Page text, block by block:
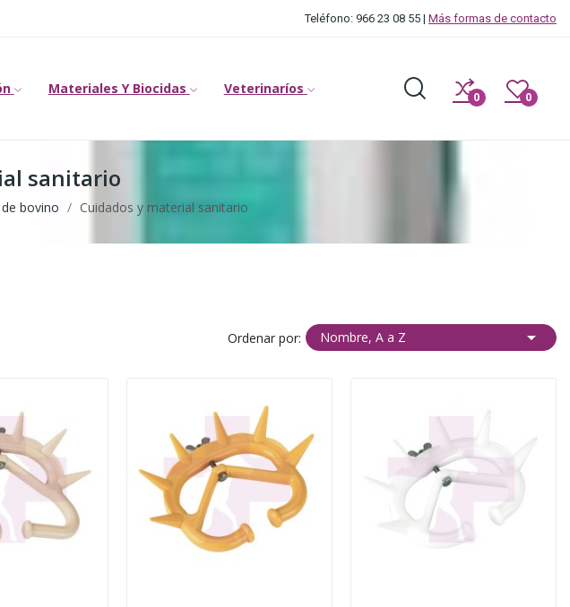
Teléfono: 966 23 08 55 | Más formas de contacto
Materiales Y Biocidas Veterinaríos
0 0
sanitario
bovino Cuidados y material sanitario
Ordenar por: Nombre, A a Z 